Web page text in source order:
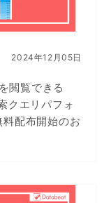
2024年12月05日
閲覧できる
クエリパフォ
配布開始のお